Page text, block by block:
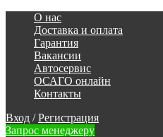
О нас
Доставка и оплата
Гарантия
Вакансии
Автосервис
ОСАГО онлайн
Контакты
Вход / Регистрация
Запрос менеджеру